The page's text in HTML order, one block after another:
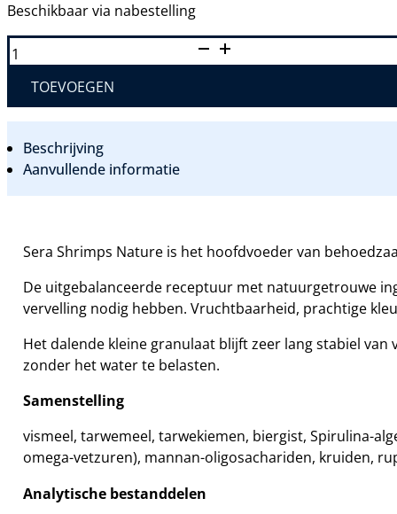
Beschikbaar via nabestelling
SERA
SHRIMPS
AANTAL
TOEVOEGEN
Beschrijving
Aanvullende informatie
Sera Shrimps Nature is het hoofdvoeder van
De uitgebalanceerde receptuur met natuurgetrouwe
vervelling nodig hebben. Vruchtbaarheid, prachtige
Het dalende kleine granulaat blijft zeer lang stabiel
zonder het water te belasten.
Samenstelling
vismeel, tarwemeel, tarwekiemen, biergist, Spirulina-
omega-vetzuren), mannan-oligosachariden, kruiden,
Analytische bestanddelen